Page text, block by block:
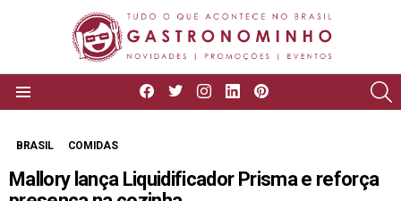
facebooktwitterinstagram
linkedin
BRASIL COMIDAS
Mallory lança Liquidificador Prisma e reforça